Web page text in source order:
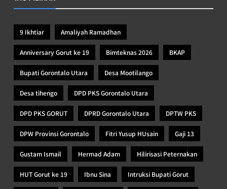
9 Ikhtiar Amaliyah Ramadhan
Anniversary Gorut ke 19 Bimteknas 2026 BKAP
Bupati Gorontalo Utara Desa Mootilango
Desa tihengo DPD PKS Gorontalo Utara
DPD PKS GORUT DPRD Gorontalo Utara DPTW PKS
DPW Provinsi Gorontalo Fitri Yusup HUsain Gaji 13
Gustam Ismail Hermad Adam Hilirisasi Peternakan
HUT Gorut ke 19 Ibnu Sina Intruksi Bupati Gorut